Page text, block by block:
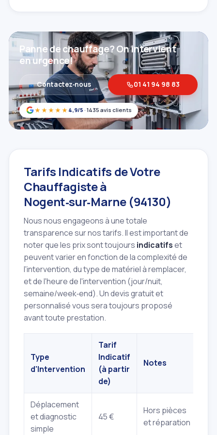
★★★★★ 4,9/5 · 1435 avis clients
Panne de chauffage? On intervient
en urgence!
Contactez‑nous 01 41 94 98 83
Tarifs Indicatifs de Votre
Chauffagiste à
Nogent‑sur‑Marne (94130)
Nous nous engageons à une totale
transparence sur nos tarifs. Il est important de
noter que les prix sont toujours indicatifset
peuvent varier en fonction de la complexité de
l'intervention, du type de matériel à remplacer,
et de l'heure de l'intervention (jour/nuit,
semaine/week‑end). Un devis gratuit et
personnalisé vous sera toujours proposé
avant toute prestation.
Type
d'Intervention
Tarif
Indicatif
(à partir
de)
Notes
Déplacement
et diagnostic
simple
45 €
Hors pièces
et réparation